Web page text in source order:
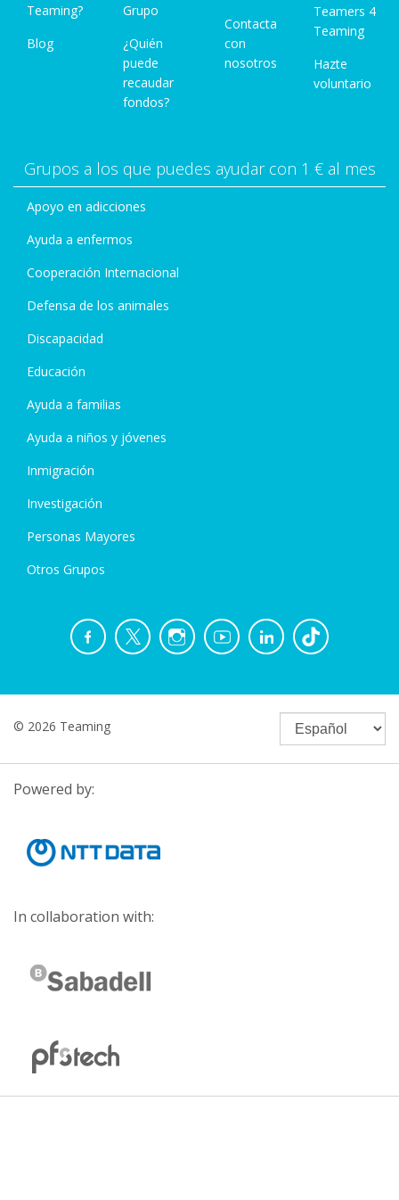
Teaming?
Blog
Grupo
¿Quién
puede
recaudar
fondos?
Contacta
con
nosotros
Teamers 4
Teaming
Hazte
voluntario
Grupos a los que puedes ayudar con 1 € al mes
Apoyo en adicciones
Ayuda a enfermos
Cooperación Internacional
Defensa de los animales
Discapacidad
Educación
Ayuda a familias
Ayuda a niños y jóvenes
Inmigración
Investigación
Personas Mayores
Otros Grupos
© 2026 Teaming
Powered by:
In collaboration with: